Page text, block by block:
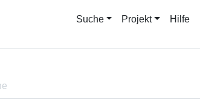
Suche Projekt Hilfe